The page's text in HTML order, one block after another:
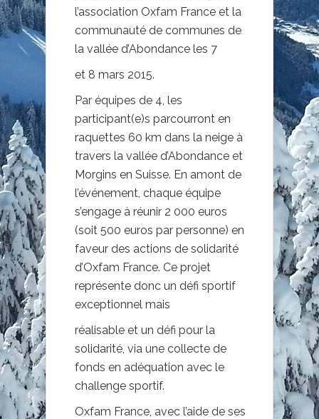
l’association Oxfam France et la
communauté de communes de
la vallée d’Abondance les 7
et 8 mars 2015.
Par équipes de 4, les
participant(e)s parcourront en
raquettes 60 km dans la neige à
travers la vallée d’Abondance et
Morgins en Suisse. En amont de
l’événement, chaque équipe
s’engage à réunir 2 000 euros
(soit 500 euros par personne) en
faveur des actions de solidarité
d’Oxfam France. Ce projet
représente donc un défi sportif
exceptionnel mais
réalisable et un défi pour la
solidarité, via une collecte de
fonds en adéquation avec le
challenge sportif.
Oxfam France, avec l’aide de ses